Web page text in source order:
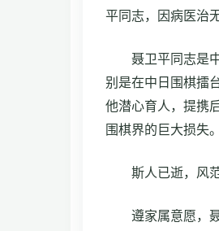
平同志，因病医治
聂卫平同志是
别是在中日围棋擂
他潜心育人，提携
围棋界的巨大损失。
斯人已逝，风
遵家属意愿，